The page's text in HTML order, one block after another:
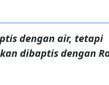
dengan air, tetapi
dibaptis dengan